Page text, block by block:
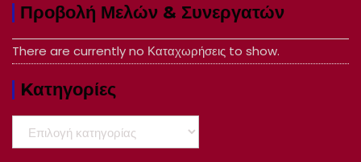
Προβολή Μελών & Συνεργατών
There are currently no Καταχωρήσεις to show.
Kατηγορίες